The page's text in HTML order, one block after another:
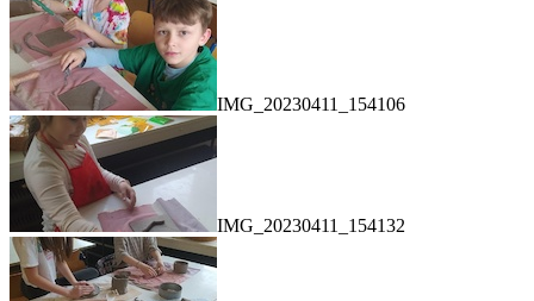
IMG_20230411_154106
IMG_20230411_154132